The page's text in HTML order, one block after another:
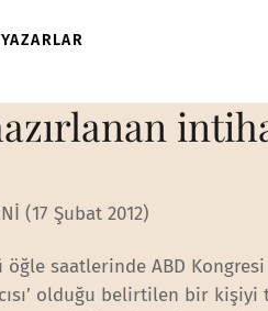
YAZARLAR
(17 Şubat 2012)
öğle saatlerinde ABD Kongresi
olduğu belirtilen bir kişiyi